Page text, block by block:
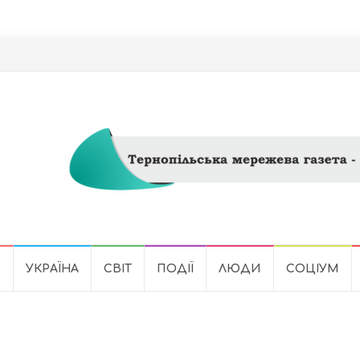
УКРАЇНА СВІТ ПОДІЇ ЛЮДИ СОЦІУМ